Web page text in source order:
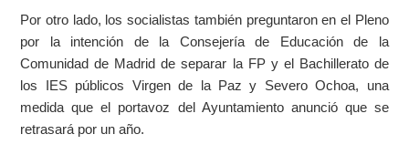
Por otro lado, los socialistas también preguntaron en el Pleno
por la intención de la Consejería de Educación de la
Comunidad de Madrid de separar la FP y el Bachillerato de
los IES públicos Virgen de la Paz y Severo Ochoa, una
medida que el portavoz del Ayuntamiento anunció que se
retrasará por un año.